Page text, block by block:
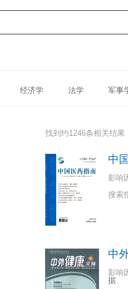
经济学 法学 军事
找到约1246条相关结果
中
影响
搜索
中
影响
据